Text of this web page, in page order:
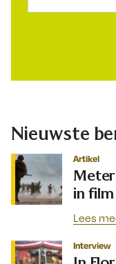
Nieuwste
Artikel
in film
Lees
Interview